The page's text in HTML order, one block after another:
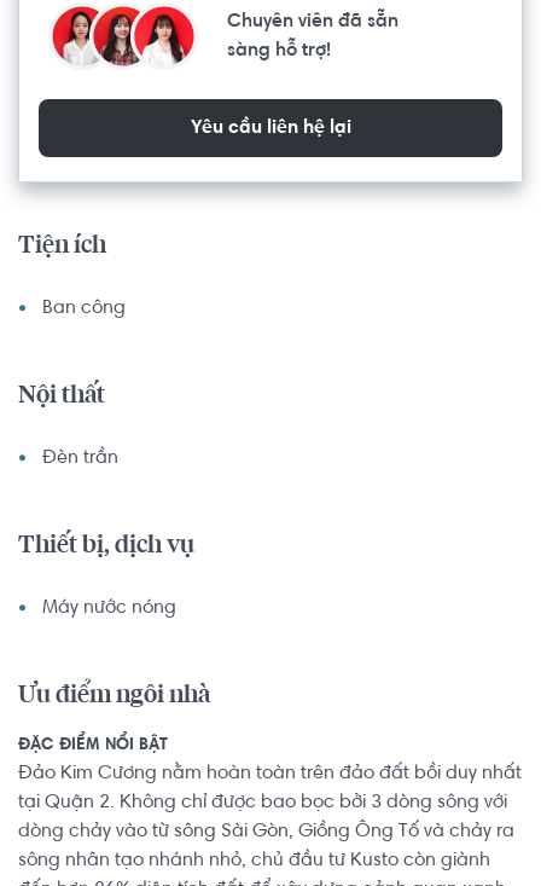
triệu/tháng.
- Tòa Bora Bora, 51m², full nội thất, view nội khu hồ bơi, giá
- Tháp Hawaii, 56m², full nội thất, view nội khu hồ bơi, giá
từ 17,5 triệu/tháng.
24 - 32 triệu/tháng
- Tòa Canary, 72m², full nội thất, view sông, giá 26
- Tòa Hawall, 91m², full nội thất. view nội khu hồ bơi, giá 25
3/Căn hộ 3 phòng ngủ (117m²).
triệu/tháng.
triệu/tháng.
- Tháp Maldives, 117, full nội thất, giá từ 40 triệu/tháng.
Vị trí 3 mặt giáp sông cực kỳ thoáng mát, khu dân cư cao
cấp, rất nhiều tiện ích nội khu như nhà hàng ăn uống,
Chuyên viên đã sẵn
sàng hỗ trợ!
Yêu cầu liên hệ lại
Tiện ích
Ban công
Nội thất
Đèn trần
Thiết bị, dịch vụ
Máy nước nóng
Ưu điểm ngôi nhà
ĐẶC ĐIỂM NỔI BẬT
Đảo Kim Cương nằm hoàn toàn trên đảo đất bồi duy nhất
tại Quận 2. Không chỉ được bao bọc bởi 3 dòng sông với
dòng chảy vào từ sông Sài Gòn, Giồng Ông Tố và chảy ra
sông nhân tạo nhánh nhỏ, chủ đầu tư Kusto còn giành